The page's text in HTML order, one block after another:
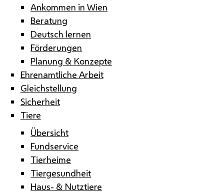
Ankommen in Wien
Beratung
Deutsch lernen
Förderungen
Planung & Konzepte
Ehrenamtliche Arbeit
Gleichstellung
Sicherheit
Tiere
Übersicht
Fundservice
Tierheime
Tiergesundheit
Haus- & Nutztiere